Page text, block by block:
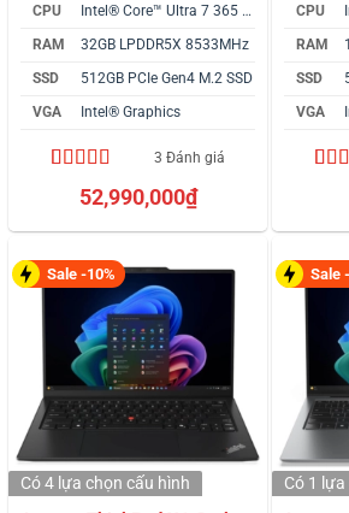
CPU
Intel® Core™ Ultra 7 365 vPro
RAM
32GB LPDDR5X 8533MHz
SSD
512GB PCIe Gen4 M.2 SSD
VGA
Intel® Graphics
5.00trên 5
dựa trên
3 Đánh giá
52,990,000₫
CPU
RAM
SSD
VGA
Sale -10%
Có 4 lựa chọn cấu hình
Sale
Có 1